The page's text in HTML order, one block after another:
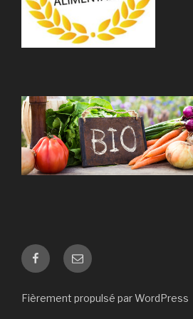
Facebook
E-
mail
Fièrement propulsé par WordPress